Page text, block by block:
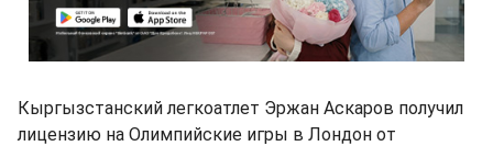
Кыргызстанский легкоатлет Эржан Аскаров получил
лицензию на Олимпийские игры в Лондон от